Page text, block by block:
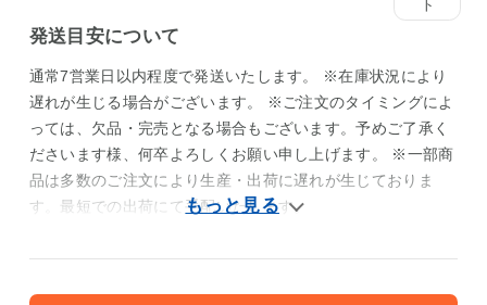
発送目安について
通常7営業日以内程度で発送いたします。 ※在庫状況により
遅れが生じる場合がございます。 ※ご注文のタイミングによ
っては、欠品・完売となる場合もございます。予めご了承く
ださいます様、何卒よろしくお願い申し上げます。 ※一部商
品は多数のご注文により生産・出荷に遅れが生じておりま
す。最短での出荷にて手配いたします。